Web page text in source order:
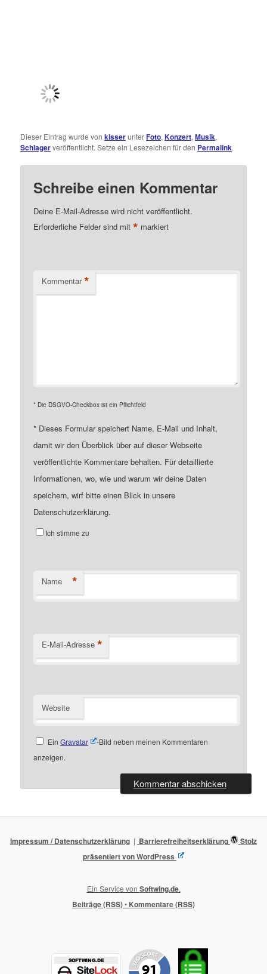
Dieser Eintrag wurde vonkisserunterFoto,Konzert,Musik,
Schlagerveröffentlicht. Setze ein Lesezeichen für den Permalink.
Schreibe einen Kommentar
Deine E-Mail-Adresse wird nicht veröffentlicht.
Erforderliche Felder sind mit* markiert
Kommentar *
* Die DSGVO-Checkbox ist ein Pflichtfeld
* Dieses Formular speichert Name, E-Mail und Inhalt,
damit wir den Überblick über auf dieser Webseite
veröffentlichte Kommentare behalten. Für detaillierte
Informationen, wo, wie und warum wir deine Daten
speichern, wirf bitte einen Blick in unsere
Datenschutzerklärung.
Ich stimme zu
Name *
E-Mail-Adresse *
Website
Ein Gravatar
-Bild neben meinen Kommentaren
anzeigen.
Impressum / Datenschutzerklärung Barrierefreiheitserklärung
Stolz
präsentiert von WordPress
Ein Service von Softwing.de.
Beiträge (RSS)• Kommentare (RSS)